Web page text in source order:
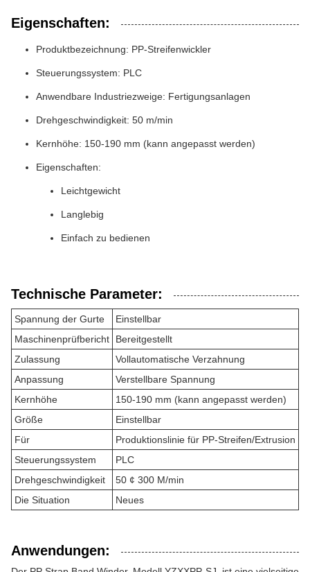
Eigenschaften:
Produktbezeichnung: PP-Streifenwickler
Steuerungssystem: PLC
Anwendbare Industriezweige: Fertigungsanlagen
Drehgeschwindigkeit: 50 m/min
Kernhöhe: 150-190 mm (kann angepasst werden)
Eigenschaften:
Leichtgewicht
Langlebig
Einfach zu bedienen
Technische Parameter:
Spannung der Gurte
Einstellbar
Maschinenprüfbericht
Bereitgestellt
Zulassung
Vollautomatische Verzahnung
Anpassung
Verstellbare Spannung
Kernhöhe
150-190 mm (kann angepasst werden)
Größe
Einstellbar
Für
Produktionslinie für PP-Streifen/Extrusion
Steuerungssystem
PLC
Drehgeschwindigkeit
50 ¢ 300 M/min
Die Situation
Neues
Anwendungen: